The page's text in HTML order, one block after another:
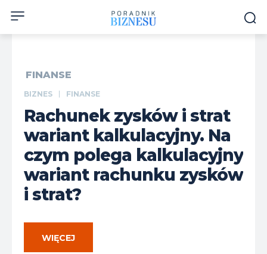
FINANSE
BIZNES FINANSE
Rachunek zysków i strat
wariant kalkulacyjny. Na
czym polega kalkulacyjny
wariant rachunku zysków
i strat?
WIĘCEJ